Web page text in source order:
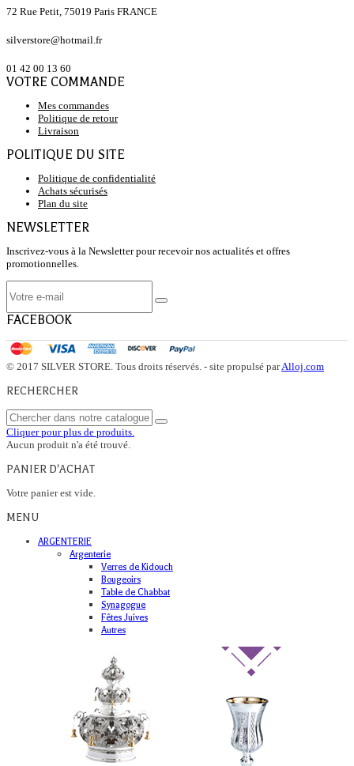
72 Rue Petit, 75019 Paris FRANCE
silverstore@hotmail.fr
01 42 00 13 60
VOTRE COMMANDE
Mes commandes
Politique de retour
Livraison
POLITIQUE DU SITE
Politique de confidentialité
Achats sécurisés
Plan du site
NEWSLETTER
Inscrivez-vous à la Newsletter pour recevoir nos actualités et offres
promotionnelles.
FACEBOOK
© 2017 SILVER STORE. Tous droits réservés. - site propulsé parAlloj.com
RECHERCHER
Cliquer pour plus de produits.
Aucun produit n'a été trouvé.
PANIER D'ACHAT
Votre panier est vide.
MENU
ARGENTERIE
Argenterie
Verres de Kidouch
Bougeoirs
Table de Chabbat
Synagogue
Fêtes Juives
Autres